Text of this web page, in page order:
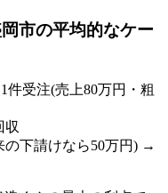
市の平均的なケー
件受注(売上80万円・粗
収
の下請けなら50万円) →